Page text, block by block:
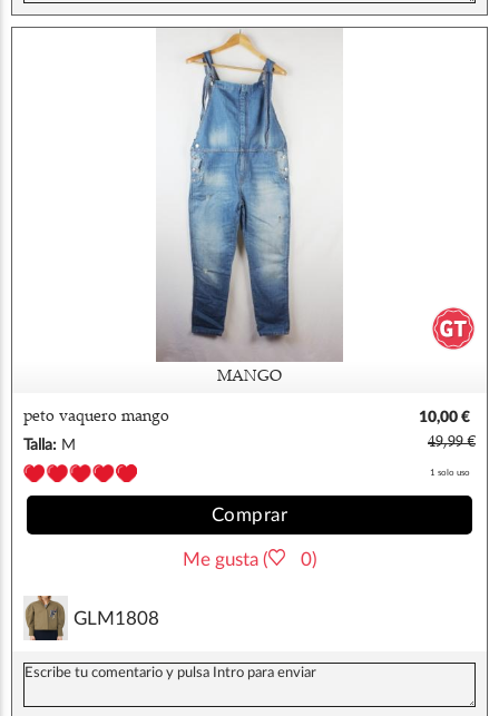
MANGO
peto vaquero mango
10,00 €
Talla: M 49,99 €
1 solo uso
Comprar
Me gusta ( 0)
GLM1808